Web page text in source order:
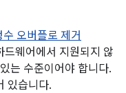
수 오버플로 제거
웨어에서 지원되지 않
는 수준이어야 합니다.
있습니다.